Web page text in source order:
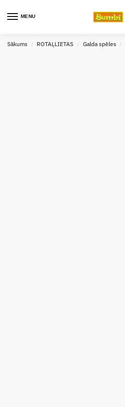
MENU
Sākums / ROTAĻLIETAS / Galda spēles /